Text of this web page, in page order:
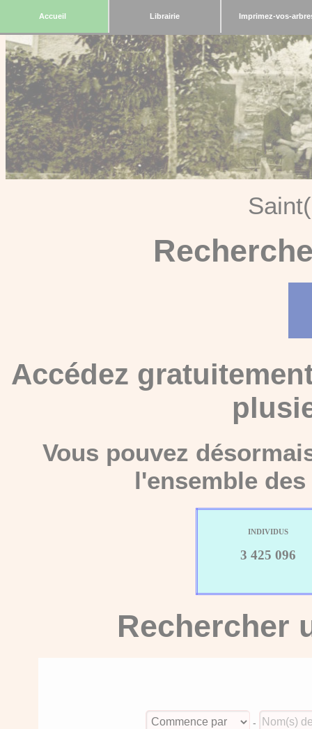
Accueil Librairie Imprimez-vos-
Accédez
Vous pouvez
l'ensemble
INDIVIDUS
3 425 096
Rechercher
-